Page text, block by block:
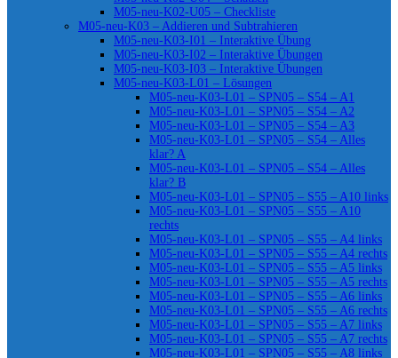
M05-neu-K02-U05 – Checkliste
M05-neu-K03 – Addieren und Subtrahieren
M05-neu-K03-I01 – Interaktive Übung
M05-neu-K03-I02 – Interaktive Übungen
M05-neu-K03-I03 – Interaktive Übungen
M05-neu-K03-L01 – Lösungen
M05-neu-K03-L01 – SPN05 – S54 – A1
M05-neu-K03-L01 – SPN05 – S54 – A2
M05-neu-K03-L01 – SPN05 – S54 – A3
M05-neu-K03-L01 – SPN05 – S54 – Alles
klar? A
M05-neu-K03-L01 – SPN05 – S54 – Alles
klar? B
M05-neu-K03-L01 – SPN05 – S55 – A10 links
M05-neu-K03-L01 – SPN05 – S55 – A10
rechts
M05-neu-K03-L01 – SPN05 – S55 – A4 links
M05-neu-K03-L01 – SPN05 – S55 – A4 rechts
M05-neu-K03-L01 – SPN05 – S55 – A5 links
M05-neu-K03-L01 – SPN05 – S55 – A5 rechts
M05-neu-K03-L01 – SPN05 – S55 – A6 links
M05-neu-K03-L01 – SPN05 – S55 – A6 rechts
M05-neu-K03-L01 – SPN05 – S55 – A7 links
M05-neu-K03-L01 – SPN05 – S55 – A7 rechts
M05-neu-K03-L01 – SPN05 – S55 – A8 links